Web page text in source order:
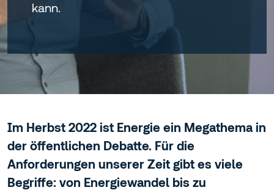
kann.
Im Herbst 2022 ist Energie ein Megathema in
der öffentlichen Debatte. Für die
Anforderungen unserer Zeit gibt es viele
Begriffe: von Energiewandel bis zu